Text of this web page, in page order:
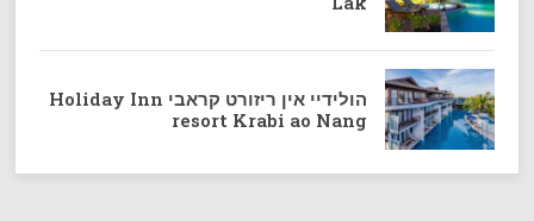
הולידיי אין ריזורט קראבי Holiday Inn
resort Krabi ao Nang